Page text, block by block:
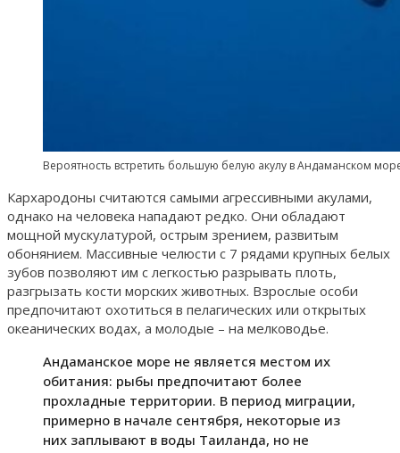
Вероятность встретить большую белую акулу в Андаманском
Кархародоны считаются самыми агрессивными акулами,
однако на человека нападают редко. Они обладают
мощной мускулатурой, острым зрением, развитым
обонянием. Массивные челюсти с 7 рядами крупных белых
зубов позволяют им с легкостью разрывать плоть,
разгрызать кости морских животных. Взрослые особи
предпочитают охотиться в пелагических или открытых
океанических водах, а молодые – на мелководье.
Андаманское море не является местом их
обитания: рыбы предпочитают более
прохладные территории. В период миграции,
примерно в начале сентября, некоторые из
них заплывают в воды Таиланда, но не